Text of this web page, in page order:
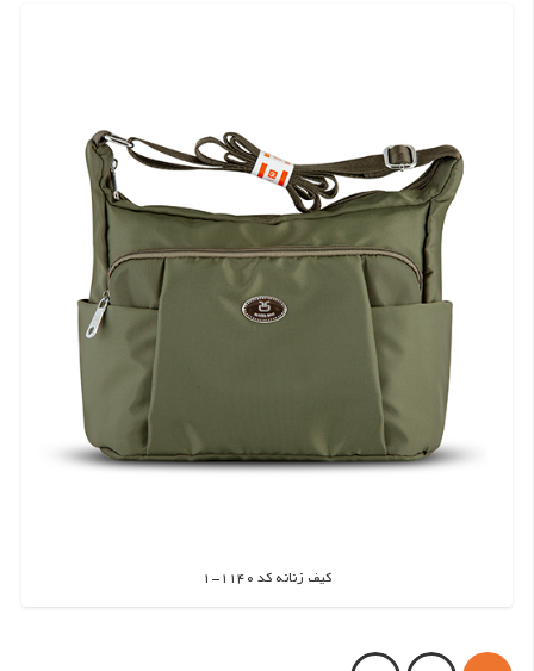
کیف زنانه کد 1140-1
اطلاعات بیشتر